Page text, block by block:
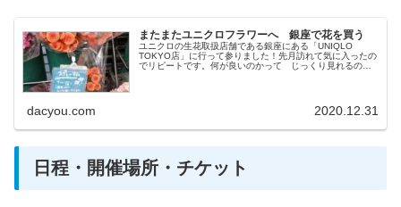
またまたユニクロフラワーへ 銀座で花を買う
ユニクロの生花取扱店舗である銀座にある「UNIQLO
TOKYO店」に行って参りました！先月訪れて気に入ったの
でリピートです。何が良いのかって じっくり見れるので
dacyou.com 2020.12.31
日程・開催場所・チケット